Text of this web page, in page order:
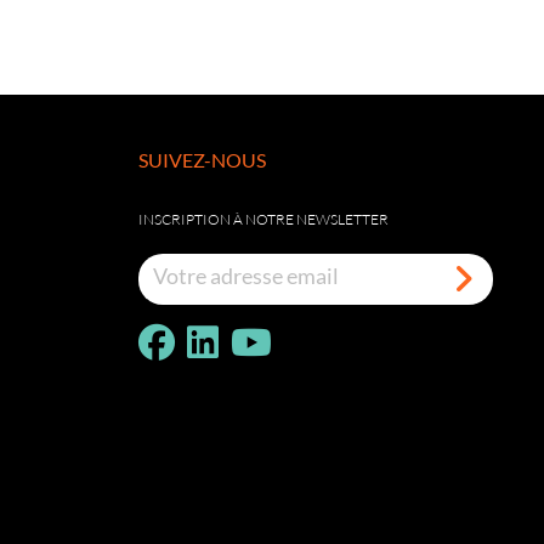
SUIVEZ-NOUS
INSCRIPTION À NOTRE NEWSLETTER